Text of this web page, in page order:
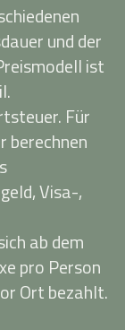
und der
ist
Für
berechnen
Visa-,
ab dem
pro Person
Ort bezahlt.